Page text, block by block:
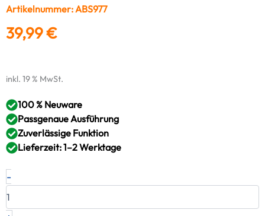
Artikelnummer: ABS977
39,99€
inkl. 19 % MwSt.
100 % Neuware
Passgenaue Ausführung
Zuverlässige Funktion
Lieferzeit: 1–2 Werktage
-
Neuer
Original